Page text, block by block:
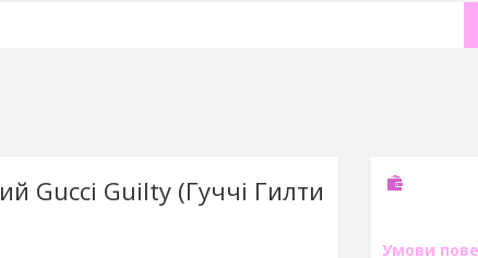
Gucci Guilty (Гуччі Гилти